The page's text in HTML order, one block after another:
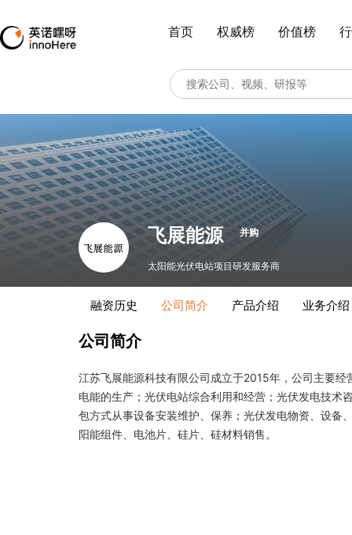
首页 权威榜 价值榜
飞展能源 并购
太阳能光伏电站项目研发服务商
融资历史 公司简介 产品介绍 业务介绍
公司简介
江苏飞展能源科技有限公司成立于2015年，公司主要
电能的生产；光伏电站综合利用和经营；光伏发电技术
包方式从事设备安装维护、保养；光伏发电物资、设备
阳能组件、电池片、硅片、硅材料销售。